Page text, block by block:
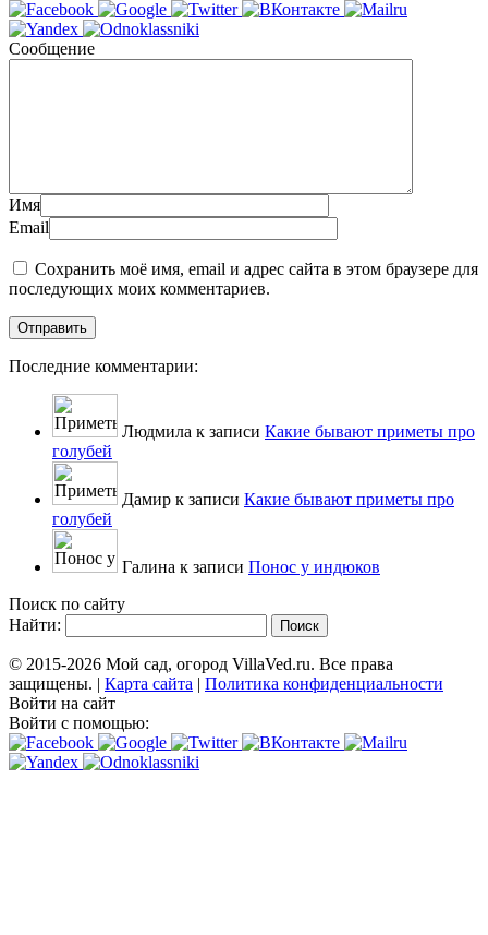
Сообщение
Имя
Email
Сохранить моё имя, email и адрес сайта в этом браузере для
последующих моих комментариев.
Последние комментарии:
Людмила к записи Какие бывают приметы про
голубей
Дамир к записи Какие бывают приметы про
голубей
Галина к записи Понос у индюков
Поиск по сайту
Найти:
© 2015-2026 Мой сад, огород VillaVed.ru. Все права
защищены. | Карта сайта | Политика конфиденциальности
Войти на сайт
Войти с помощью: